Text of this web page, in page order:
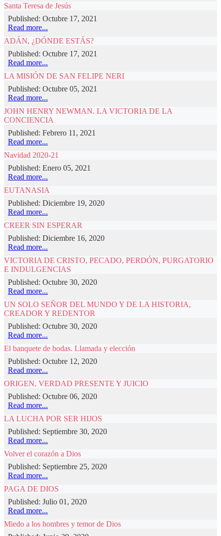
Santa Teresa de Jesús
Published: Octubre 17, 2021
Read more...
ADÁN, ¿DÓNDE ESTÁS?
Published: Octubre 17, 2021
Read more...
LA MISIÓN DE SAN FELIPE NERI
Published: Octubre 05, 2021
Read more...
JOHN HENRY NEWMAN. LA VICTORIA DE LA
CONCIENCIA
Published: Febrero 11, 2021
Read more...
Navidad 2020-21
Published: Enero 05, 2021
Read more...
EUTANASIA
Published: Diciembre 19, 2020
Read more...
CREER SIN ESPERAR
Published: Diciembre 16, 2020
Read more...
VICTORIA DE CRISTO, PECADO, PERDÓN, PURGATORIO
E INDULGENCIAS
Published: Octubre 30, 2020
Read more...
UN SOLO SEÑOR DEL MUNDO Y DE LA HISTORIA,
CREADOR Y REDENTOR
Published: Octubre 30, 2020
Read more...
El banquete de bodas. Llamada y elección
Published: Octubre 12, 2020
Read more...
ORIGEN, VERDAD PRESENTE Y JUICIO
Published: Octubre 06, 2020
Read more...
LA LUCHA POR SER HIJOS
Published: Septiembre 30, 2020
Read more...
Volver el corazón a Dios
Published: Septiembre 25, 2020
Read more...
PAGA DE DIOS
Published: Julio 01, 2020
Read more...
Miedo a los hombres y temor de Dios